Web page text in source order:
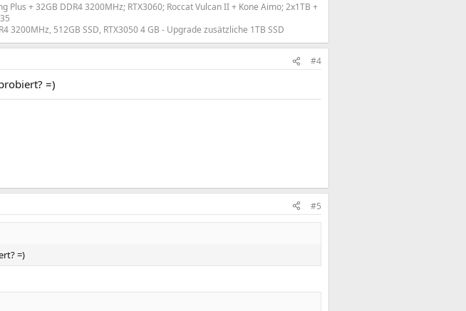
Plus + 32GB DDR4 3200MHz; RTX3060; Roccat Vulcan II + Kone Aimo; 2x1TB +
3200MHz, 512GB SSD, RTX3050 4 GB - Upgrade zusätzliche 1TB SSD
#4
=)
#5
=)